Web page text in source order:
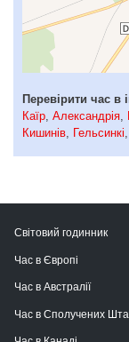
Перевірити час в
Каїр Александрія
Кишинів
Гельсинкі
Світовий годинник
Час в Європі
Час в Австралії
Час в Сполучених